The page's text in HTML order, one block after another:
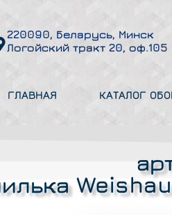
220090, Беларусь, Минск
Логойский тракт 20, оф.105
ГЛАВНАЯ КАТАЛОГ